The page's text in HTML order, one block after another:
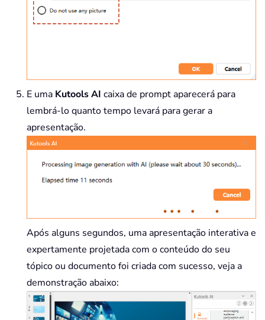
E uma Kutools AI caixa de prompt aparecerá para
lembrá-lo quanto tempo levará para gerar a
apresentação.
Após alguns segundos, uma apresentação interativa e
expertamente projetada com o conteúdo do seu
tópico ou documento foi criada com sucesso, veja a
demonstração abaixo: